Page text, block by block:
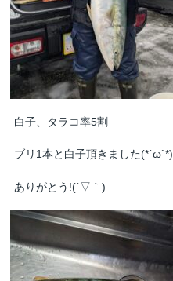
白子、タラコ率5割
ブリ1本と白子頂きました(*´ω`*)
ありがとう!(´▽｀)